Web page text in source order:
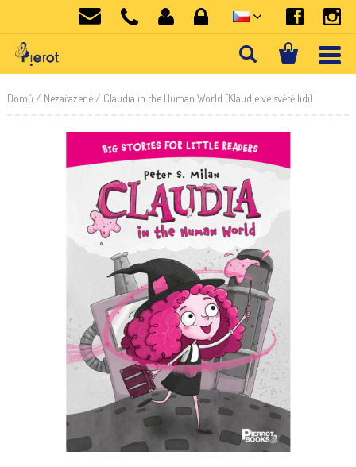
Domů / Nezařazené/ Claudia in the Human World (Klaudie ve světě lidí)